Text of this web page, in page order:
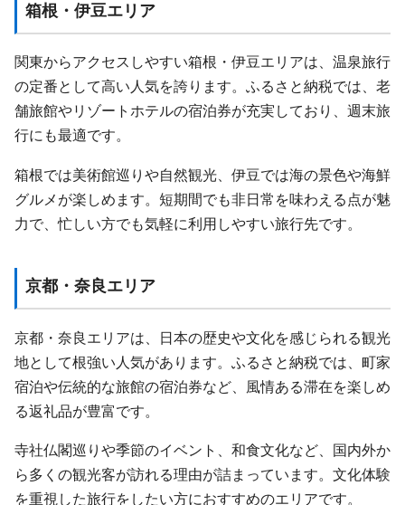
箱根・伊豆エリア
関東からアクセスしやすい箱根・伊豆エリアは、温泉旅行
の定番として高い人気を誇ります。ふるさと納税では、老
舗旅館やリゾートホテルの宿泊券が充実しており、週末旅
行にも最適です。
箱根では美術館巡りや自然観光、伊豆では海の景色や海鮮
グルメが楽しめます。短期間でも非日常を味わえる点が魅
力で、忙しい方でも気軽に利用しやすい旅行先です。
京都・奈良エリア
京都・奈良エリアは、日本の歴史や文化を感じられる観光
地として根強い人気があります。ふるさと納税では、町家
宿泊や伝統的な旅館の宿泊券など、風情ある滞在を楽しめ
る返礼品が豊富です。
寺社仏閣巡りや季節のイベント、和食文化など、国内外か
ら多くの観光客が訪れる理由が詰まっています。文化体験
を重視した旅行をしたい方におすすめのエリアです。